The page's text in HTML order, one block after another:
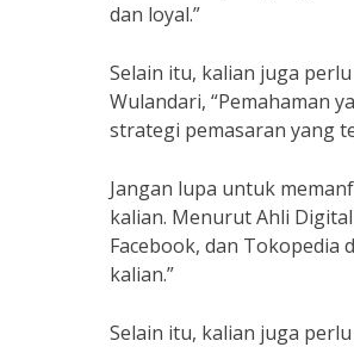
dan loyal.”
Selain itu, kalian juga
Wulandari, “Pemahaman
strategi pemasaran yang
Jangan lupa untuk
kalian. Menurut Ahli
Facebook, dan Tokopedia
kalian.”
Selain itu, kalian juga